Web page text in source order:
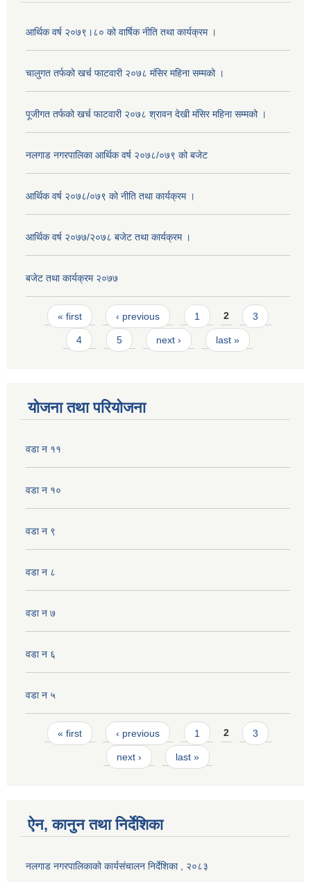
आर्थिक वर्ष २०७९।८० को वार्षिक नीति तथा कार्यक्रम ।
चालुगत तर्फको खर्च फाटवारी २०७८ मंसिर महिना सम्मको ।
पूजीगत तर्फको खर्च फाटवारी २०७८ श्रावन देखी मंसिर महिना सम्मको ।
नलगाड नगरपालिका आर्थिक वर्ष २०७८/०७९ को बजेट
आर्थिक वर्ष २०७८/०७९ को नीति तथा कार्यक्रम ।
आर्थिक वर्ष २०७७/२०७८ बजेट तथा कार्यक्रम ।
बजेट तथा कार्यक्रम २०७७
Pages
« first ‹ previous 1 2 3
4 5 next › last »
योजना तथा परियोजना
वडा न ११
वडा न १०
वडा न‌‌ ९
वडा न ८
वडा न ७
वडा न ६
वडा न ५
Pages
« first ‹ previous 1 2 3
next › last »
ऐन, कानुन तथा निर्देशिका
नलगाड नगरपालिकाको कार्यसंचालन निर्देशिका , २०८३